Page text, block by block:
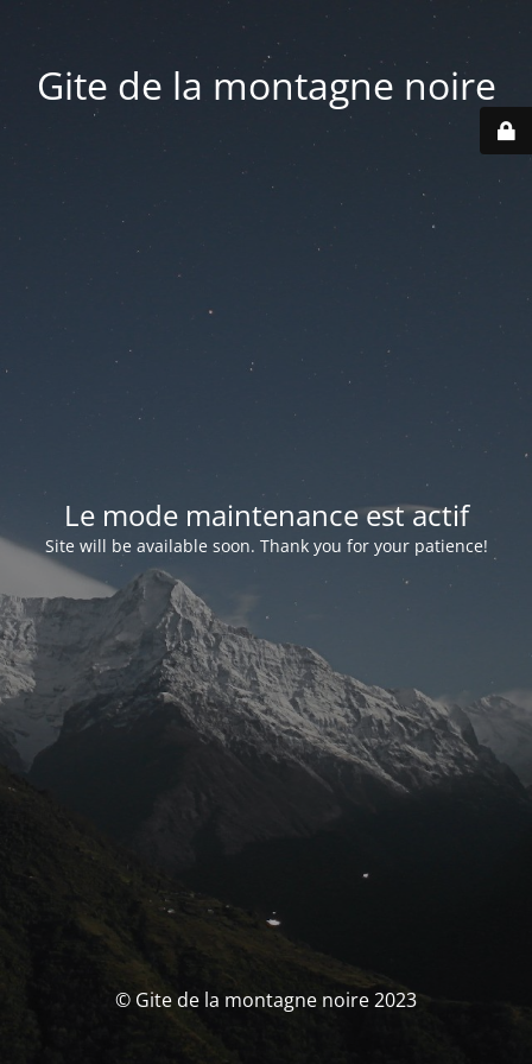
Gite de la montagne noire
Le mode maintenance est actif
Site will be available soon. Thank you for your patience!
© Gite de la montagne noire 2023